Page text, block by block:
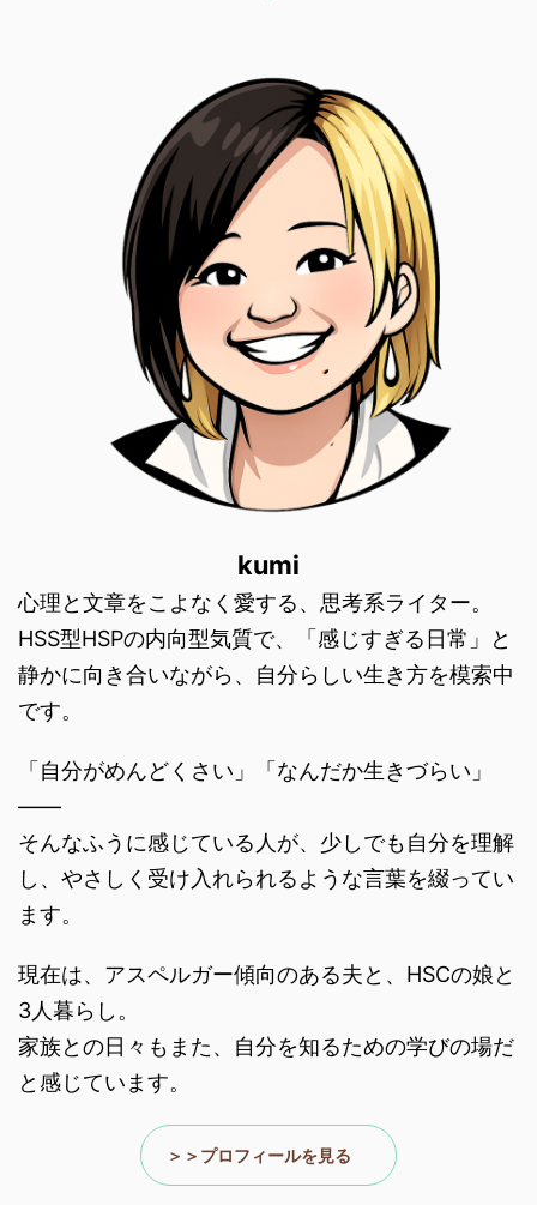
kumi
心理と文章をこよなく愛する、思考系ライター。
HSS型HSPの内向型気質で、「感じすぎる日常」と
静かに向き合いながら、自分らしい生き方を模索中
です。
「自分がめんどくさい」「なんだか生きづらい」
――
そんなふうに感じている人が、少しでも自分を理解
し、やさしく受け入れられるような言葉を綴ってい
ます。
現在は、アスペルガー傾向のある夫と、HSCの娘と
3人暮らし。
家族との日々もまた、自分を知るための学びの場だ
と感じています。
＞＞プロフィールを見る